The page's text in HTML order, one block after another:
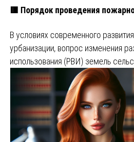
🟥 Порядок проведения
В условиях современного
урбанизации, вопрос изменения
использования (РВИ) земель сельс…